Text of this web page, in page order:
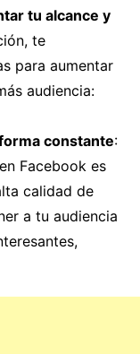
tu alcance y
te
para aumentar
audiencia:
constante:
Facebook es
calidad de
a tu audiencia